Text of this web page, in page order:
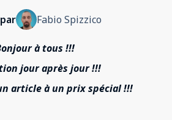
Fabio Spizzico
à tous !!!
jour après jour !!!
article à un prix spécial !!!